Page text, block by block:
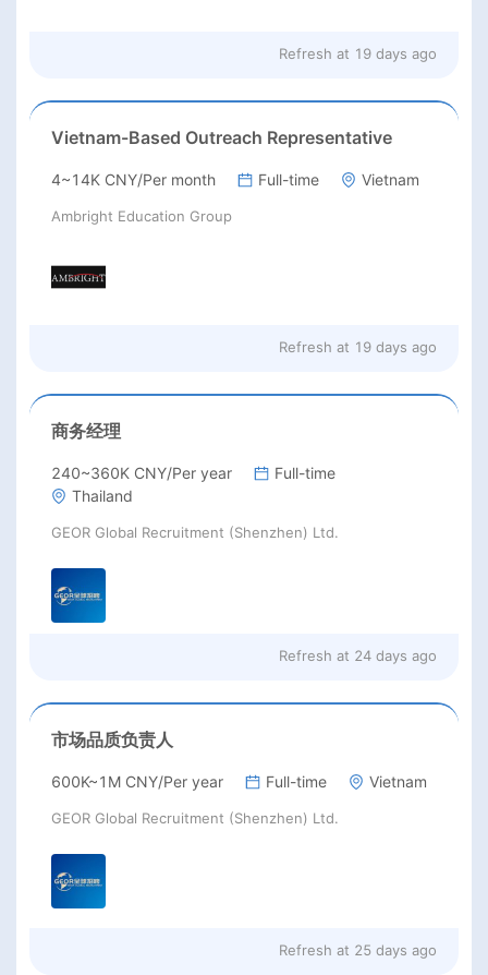
Refresh at 19 days ago
Vietnam-Based Outreach Representative
4~14K CNY/Per month Full-time Vietnam
Ambright Education Group
Refresh at 19 days ago
商务经理
240~360K CNY/Per year
Full-time
Thailand
GEOR Global Recruitment (Shenzhen) Ltd.
Refresh at 24 days ago
市场品质负责人
600K~1M CNY/Per year Full-time Vietnam
GEOR Global Recruitment (Shenzhen) Ltd.
Refresh at 25 days ago